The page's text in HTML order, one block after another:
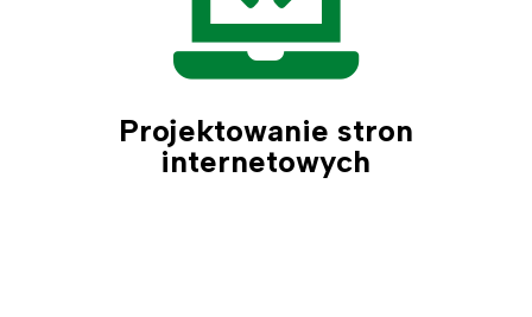
Projektowanie stron
internetowych